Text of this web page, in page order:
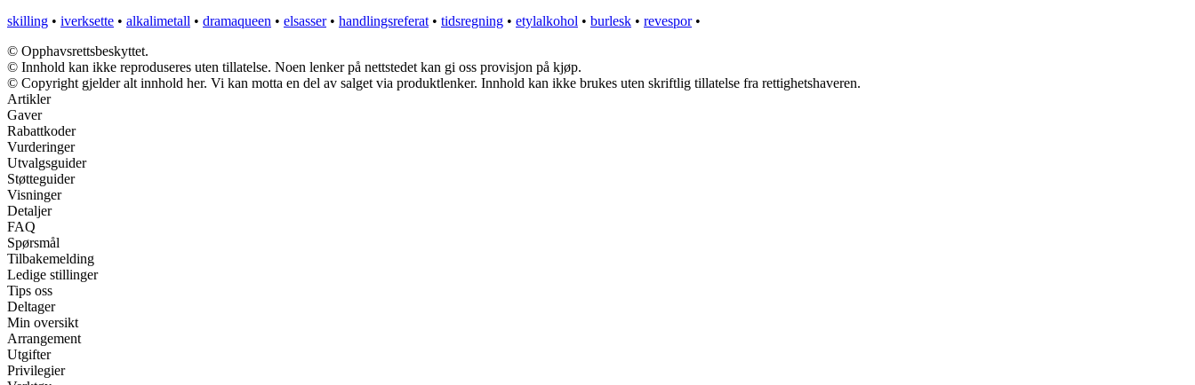
skilling • iverksette • alkalimetall • dramaqueen • elsasser• handlingsreferat • tidsregning • etylalkohol • burlesk • revespor•
© Opphavsrettsbeskyttet.
© Innhold kan ikke reproduseres uten tillatelse. Noen lenker på nettstedet kan gi oss provisjon på kjøp.
© Copyright gjelder alt innhold her. Vi kan motta en del av salget via produktlenker. Innhold kan ikke brukes uten skriftlig tillatelse fra rettighetshaveren.
Artikler
Gaver
Rabattkoder
Vurderinger
Utvalgsguider
Støtteguider
Visninger
Detaljer
FAQ
Spørsmål
Tilbakemelding
Ledige stillinger
Tips oss
Deltager
Min oversikt
Arrangement
Utgifter
Privilegier